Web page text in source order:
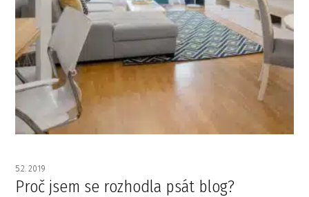
5.2. 2019
Proč jsem se rozhodla psát blog?